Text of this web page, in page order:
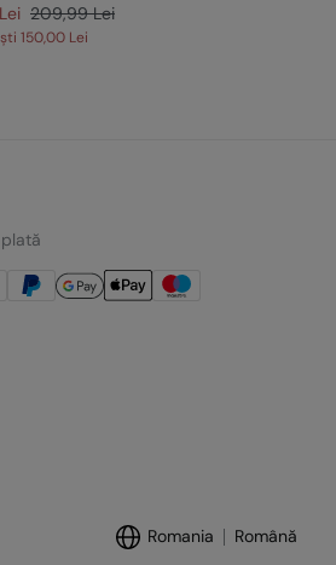
209,99 Lei
150,00 Lei
Romania Română